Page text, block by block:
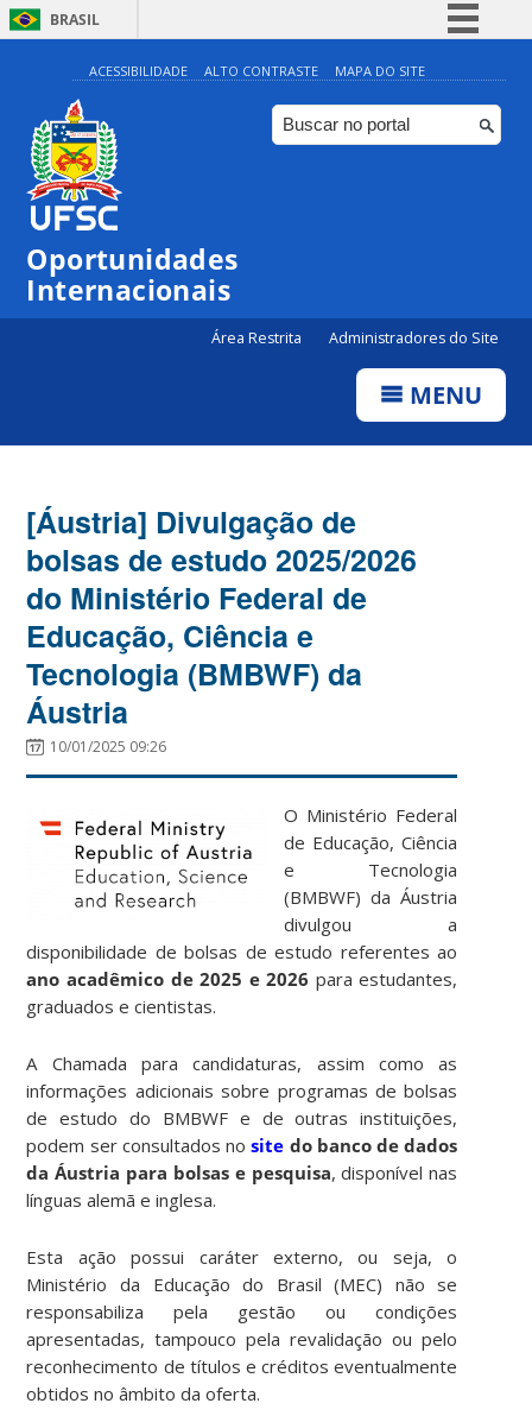
BRASIL
Simplifique!
Comunica BR
Participe
ACESSIBILIDADE ALTO CONTRASTE MAPA DO SITE
Oportunidades
Internacionais
Área Restrita Administradores do Site
MENU
[Áustria] Divulgação de
bolsas de estudo 2025/2026
do Ministério Federal de
Educação, Ciência e
Tecnologia (BMBWF) da
Áustria
10/01/2025 09:26
O Ministério Federal
de Educação, Ciência
e Tecnologia
(BMBWF) da Áustria
divulgou a
disponibilidade de bolsas de estudo referentes ao
ano acadêmico de 2025 e 2026 para estudantes,
graduados e cientistas.
A Chamada para candidaturas, assim como as
informações adicionais sobre programas de bolsas
de estudo do BMBWF e de outras instituições,
podem ser consultados nosite do banco de dados
da Áustria para bolsas e pesquisa, disponível nas
línguas alemã e inglesa.
Esta ação possui caráter externo, ou seja, o
Ministério da Educação do Brasil (MEC) não se
responsabiliza pela gestão ou condições
apresentadas, tampouco pela revalidação ou pelo
reconhecimento de títulos e créditos eventualmente
obtidos no âmbito da oferta.